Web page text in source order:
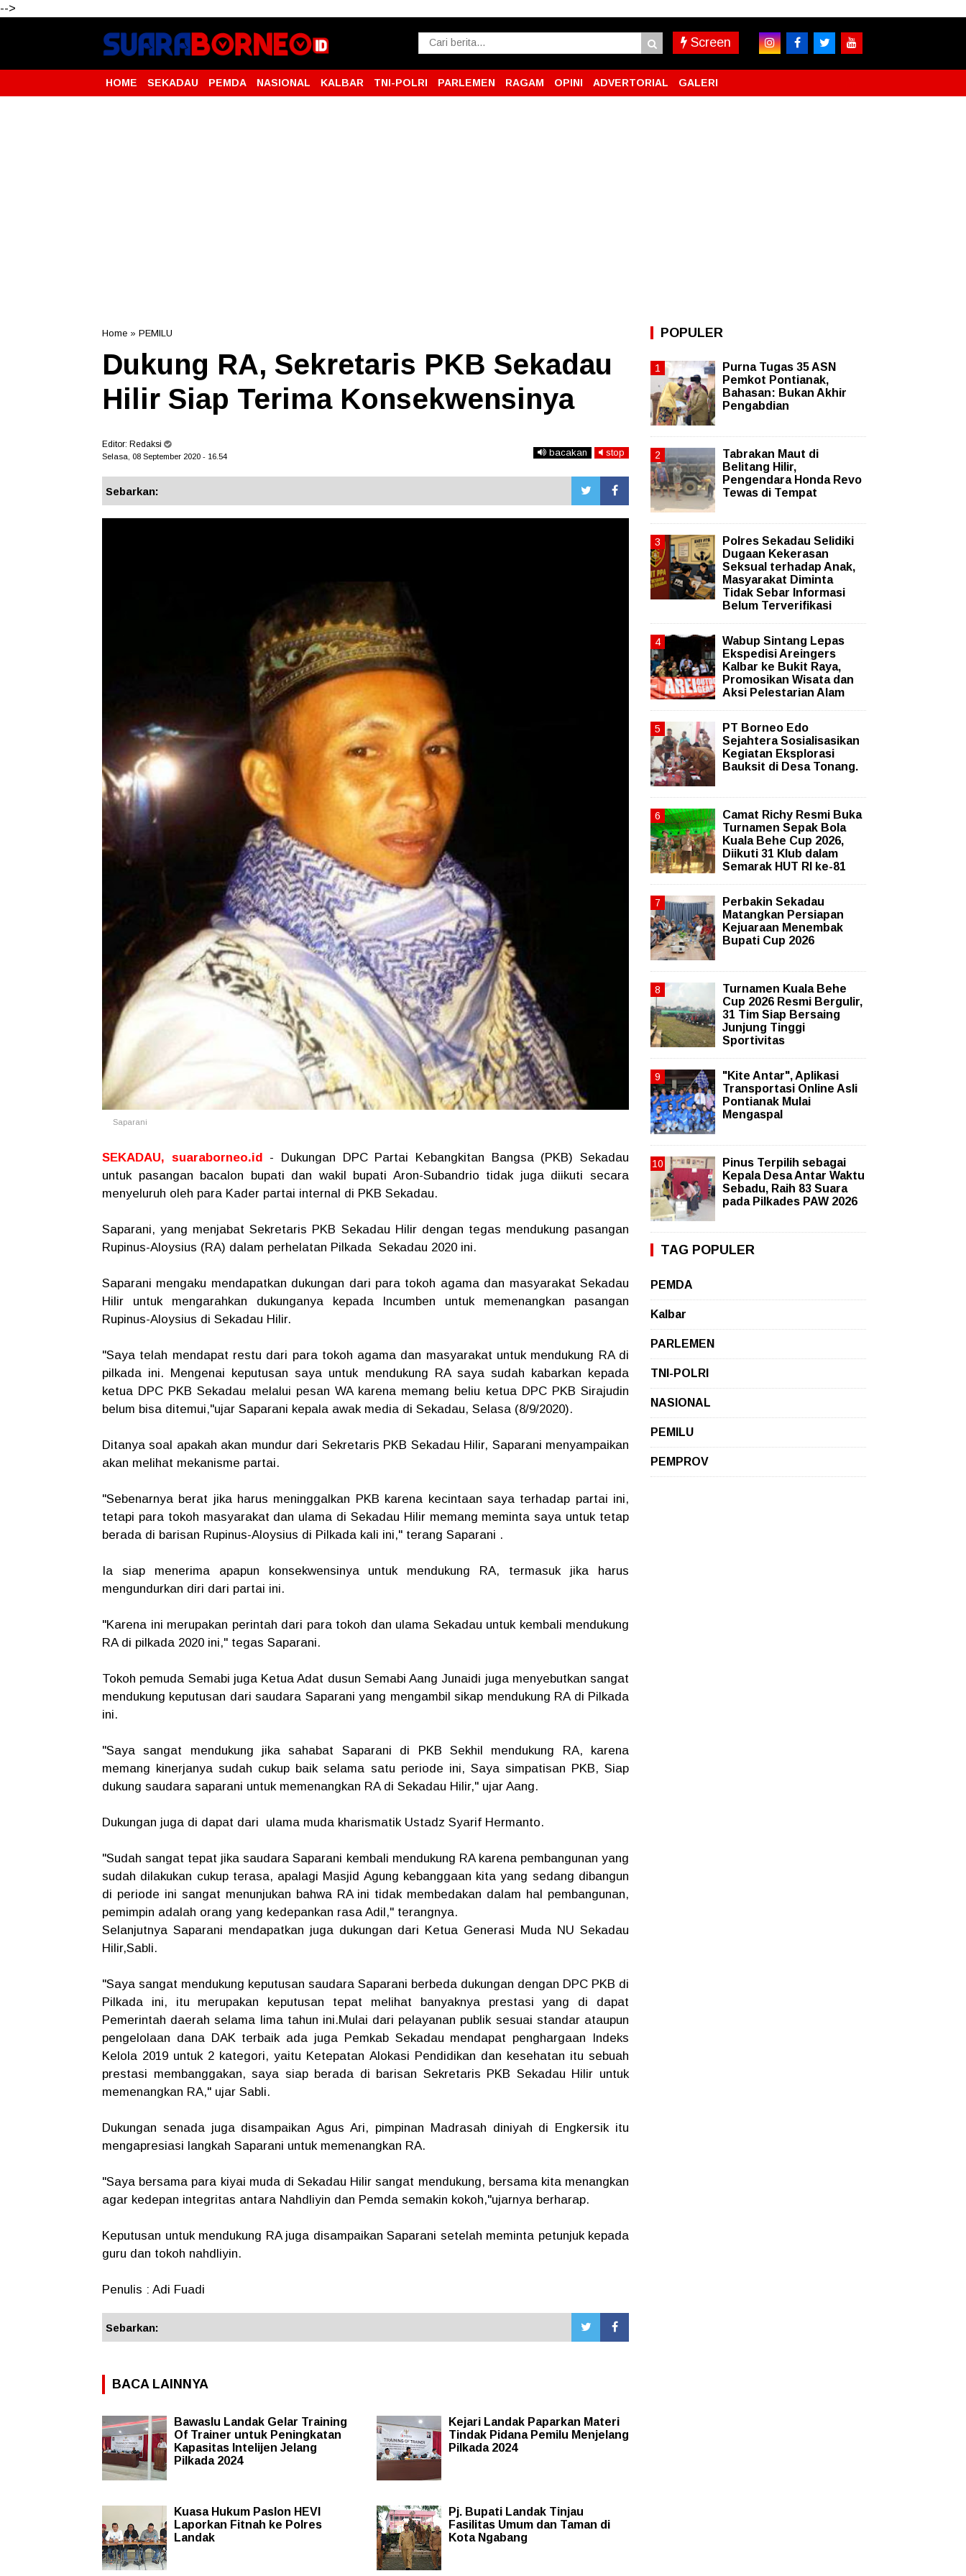
-->
Screen
HOME SEKADAU PEMDA NASIONAL KALBAR TNI-POLRI PARLEMEN RAGAM OPINI ADVERTORIAL GALERI
Home » PEMILU
Dukung RA, Sekretaris PKB Sekadau
Hilir Siap Terima Konsekwensinya
Editor: Redaksi
Selasa, 08 September 2020 - 16.54 bacakan stop
Sebarkan:
Saparani
SEKADAU, suaraborneo.id - Dukungan DPC Partai Kebangkitan Bangsa (PKB) Sekadau
untuk pasangan bacalon bupati dan wakil bupati Aron-Subandrio tidak juga diikuti secara
menyeluruh oleh para Kader partai internal di PKB Sekadau.
Saparani, yang menjabat Sekretaris PKB Sekadau Hilir dengan tegas mendukung pasangan
Rupinus-Aloysius (RA) dalam perhelatan Pilkada Sekadau 2020 ini.
Saparani mengaku mendapatkan dukungan dari para tokoh agama dan masyarakat Sekadau
Hilir untuk mengarahkan dukunganya kepada Incumben untuk memenangkan pasangan
Rupinus-Aloysius di Sekadau Hilir.
"Saya telah mendapat restu dari para tokoh agama dan masyarakat untuk mendukung RA di
pilkada ini. Mengenai keputusan saya untuk mendukung RA saya sudah kabarkan kepada
ketua DPC PKB Sekadau melalui pesan WA karena memang beliu ketua DPC PKB Sirajudin
belum bisa ditemui,"ujar Saparani kepala awak media di Sekadau, Selasa (8/9/2020).
Ditanya soal apakah akan mundur dari Sekretaris PKB Sekadau Hilir, Saparani menyampaikan
akan melihat mekanisme partai.
"Sebenarnya berat jika harus meninggalkan PKB karena kecintaan saya terhadap partai ini,
tetapi para tokoh masyarakat dan ulama di Sekadau Hilir memang meminta saya untuk tetap
berada di barisan Rupinus-Aloysius di Pilkada kali ini," terang Saparani .
Ia siap menerima apapun konsekwensinya untuk mendukung RA, termasuk jika harus
mengundurkan diri dari partai ini.
"Karena ini merupakan perintah dari para tokoh dan ulama Sekadau untuk kembali mendukung
RA di pilkada 2020 ini," tegas Saparani.
Tokoh pemuda Semabi juga Ketua Adat dusun Semabi Aang Junaidi juga menyebutkan sangat
mendukung keputusan dari saudara Saparani yang mengambil sikap mendukung RA di Pilkada
ini.
"Saya sangat mendukung jika sahabat Saparani di PKB Sekhil mendukung RA, karena
memang kinerjanya sudah cukup baik selama satu periode ini, Saya simpatisan PKB, Siap
dukung saudara saparani untuk memenangkan RA di Sekadau Hilir," ujar Aang.
Dukungan juga di dapat dari ulama muda kharismatik Ustadz Syarif Hermanto.
"Sudah sangat tepat jika saudara Saparani kembali mendukung RA karena pembangunan yang
sudah dilakukan cukup terasa, apalagi Masjid Agung kebanggaan kita yang sedang dibangun
di periode ini sangat menunjukan bahwa RA ini tidak membedakan dalam hal pembangunan,
pemimpin adalah orang yang kedepankan rasa Adil," terangnya.
Selanjutnya Saparani mendapatkan juga dukungan dari Ketua Generasi Muda NU Sekadau
Hilir,Sabli.
"Saya sangat mendukung keputusan saudara Saparani berbeda dukungan dengan DPC PKB di
Pilkada ini, itu merupakan keputusan tepat melihat banyaknya prestasi yang di dapat
Pemerintah daerah selama lima tahun ini.Mulai dari pelayanan publik sesuai standar ataupun
pengelolaan dana DAK terbaik ada juga Pemkab Sekadau mendapat penghargaan Indeks
Kelola 2019 untuk 2 kategori, yaitu Ketepatan Alokasi Pendidikan dan kesehatan itu sebuah
prestasi membanggakan, saya siap berada di barisan Sekretaris PKB Sekadau Hilir untuk
memenangkan RA," ujar Sabli.
Dukungan senada juga disampaikan Agus Ari, pimpinan Madrasah diniyah di Engkersik itu
mengapresiasi langkah Saparani untuk memenangkan RA.
"Saya bersama para kiyai muda di Sekadau Hilir sangat mendukung, bersama kita menangkan
agar kedepan integritas antara Nahdliyin dan Pemda semakin kokoh,"ujarnya berharap.
Keputusan untuk mendukung RA juga disampaikan Saparani setelah meminta petunjuk kepada
guru dan tokoh nahdliyin.
Penulis : Adi Fuadi
Sebarkan:
BACA LAINNYA
Bawaslu Landak Gelar Training
Of Trainer untuk Peningkatan
Kapasitas Intelijen Jelang
Pilkada 2024
Kejari Landak Paparkan Materi
Tindak Pidana Pemilu Menjelang
Pilkada 2024
Kuasa Hukum Paslon HEVI
Laporkan Fitnah ke Polres
Landak
Pj. Bupati Landak Tinjau
Fasilitas Umum dan Taman di
Kota Ngabang
POPULER
Purna Tugas 35 ASN
Pemkot Pontianak,
Bahasan: Bukan Akhir
Pengabdian
Tabrakan Maut di
Belitang Hilir,
Pengendara Honda Revo
Tewas di Tempat
Polres Sekadau Selidiki
Dugaan Kekerasan
Seksual terhadap Anak,
Masyarakat Diminta
Tidak Sebar Informasi
Belum Terverifikasi
Wabup Sintang Lepas
Ekspedisi Areingers
Kalbar ke Bukit Raya,
Promosikan Wisata dan
Aksi Pelestarian Alam
PT Borneo Edo
Sejahtera Sosialisasikan
Kegiatan Eksplorasi
Bauksit di Desa Tonang.
Camat Richy Resmi Buka
Turnamen Sepak Bola
Kuala Behe Cup 2026,
Diikuti 31 Klub dalam
Semarak HUT RI ke-81
Perbakin Sekadau
Matangkan Persiapan
Kejuaraan Menembak
Bupati Cup 2026
Turnamen Kuala Behe
Cup 2026 Resmi Bergulir,
31 Tim Siap Bersaing
Junjung Tinggi
Sportivitas
"Kite Antar", Aplikasi
Transportasi Online Asli
Pontianak Mulai
Mengaspal
Pinus Terpilih sebagai
Kepala Desa Antar Waktu
Sebadu, Raih 83 Suara
pada Pilkades PAW 2026
TAG POPULER
PEMDA
Kalbar
PARLEMEN
TNI-POLRI
NASIONAL
PEMILU
PEMPROV